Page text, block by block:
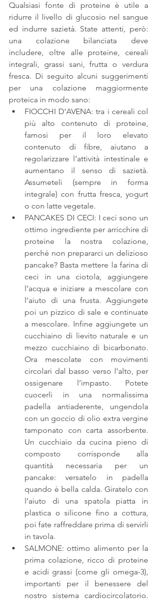
Qualsiasi fonte di proteine è utile a
ridurre il livello di glucosio nel sangue
ed indurre sazietà. State attenti, però:
una colazione bilanciata deve
includere, oltre alle proteine, cereali
integrali, grassi sani, frutta o verdura
fresca. Di seguito alcuni suggerimenti
per una colazione maggiormente
proteica in modo sano:
FIOCCHI D’AVENA: tra i cereali col
più alto contenuto di proteine,
famosi per il loro elevato
contenuto di fibre, aiutano a
regolarizzare l’attività intestinale e
aumentano il senso di sazietà.
Assumeteli (sempre in forma
integrale) con frutta fresca, yogurt
o con latte vegetale.
PANCAKES DI CECI: I ceci sono un
ottimo ingrediente per arricchire di
proteine la nostra colazione,
perché non prepararci un delizioso
pancake? Basta mettere la farina di
ceci in una ciotola, aggiungere
l’acqua e iniziare a mescolare con
l’aiuto di una frusta. Aggiungete
poi un pizzico di sale e continuate
a mescolare. Infine aggiungete un
cucchiaino di lievito naturale e un
mezzo cucchiaino di bicarbonato.
Ora mescolate con movimenti
circolari dal basso verso l’alto, per
ossigenare l’impasto. Potete
cuocerli in una normalissima
padella antiaderente, ungendola
con un goccio di olio extra vergine
tamponato con carta assorbente.
Un cucchiaio da cucina pieno di
composto corrisponde alla
quantità necessaria per un
pancake: versatelo in padella
quando è bella calda. Giratelo con
l’aiuto di una spatola piatta in
plastica o silicone fino a cottura,
poi fate raffreddare prima di servirli
in tavola.
SALMONE: ottimo alimento per la
prima colazione, ricco di proteine
e acidi grassi (come gli omega-3),
importanti per il benessere del
nostro sistema cardiocircolatorio.